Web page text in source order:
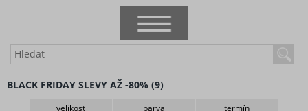
NOVINKY
BLACK FRIDAY SLEVY AŽ -80% (9)
velikost barva termín